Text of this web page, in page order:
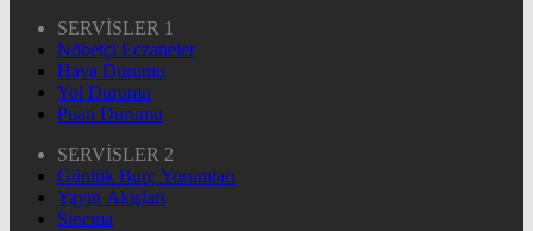
SERVİSLER 1
Nöbetçi Eczaneler
Hava Durumu
Yol Durumu
Puan Durumu
SERVİSLER 2
Günlük Burç Yorumları
Yayın Akışları
Sinema